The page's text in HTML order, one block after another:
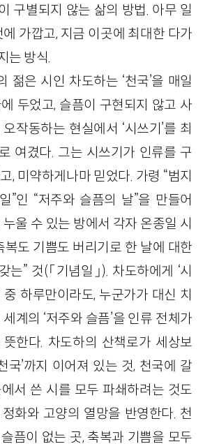
구별되지 않는 삶의 방법. 아무 일
가깝고, 지금 이곳에 최대한 다가
는 방식.
젊은 시인 차도하는 ‘천국’을 매일
두었고, 슬픔이 구현되지 않고 사
작동하는 현실에서 ‘시쓰기’를 최
여겼다. 그는 시쓰기가 인류를 구
, 미약하게나마 믿었다. 가령 “범지
”인 “저주와 슬픔의 날”을 만들어
울 수 있는 방에서 각자 온종일 시
복도 기쁨도 버리기로 한 날에 대한
는” 것(「기념일」). 차도하에게 ‘시
중 하루만이라도, 누군가가 대신 치
계의 ‘저주와 슬픔’을 인류 전체가
한다. 차도하의 산책로가 세상보
국’까지 이어져 있는 것, 천국에 갈
서 쓴 시를 모두 파쇄하려는 것도
화와 고양의 열망을 반영한다. 천
픔이 없는 곳, 축복과 기쁨을 모두